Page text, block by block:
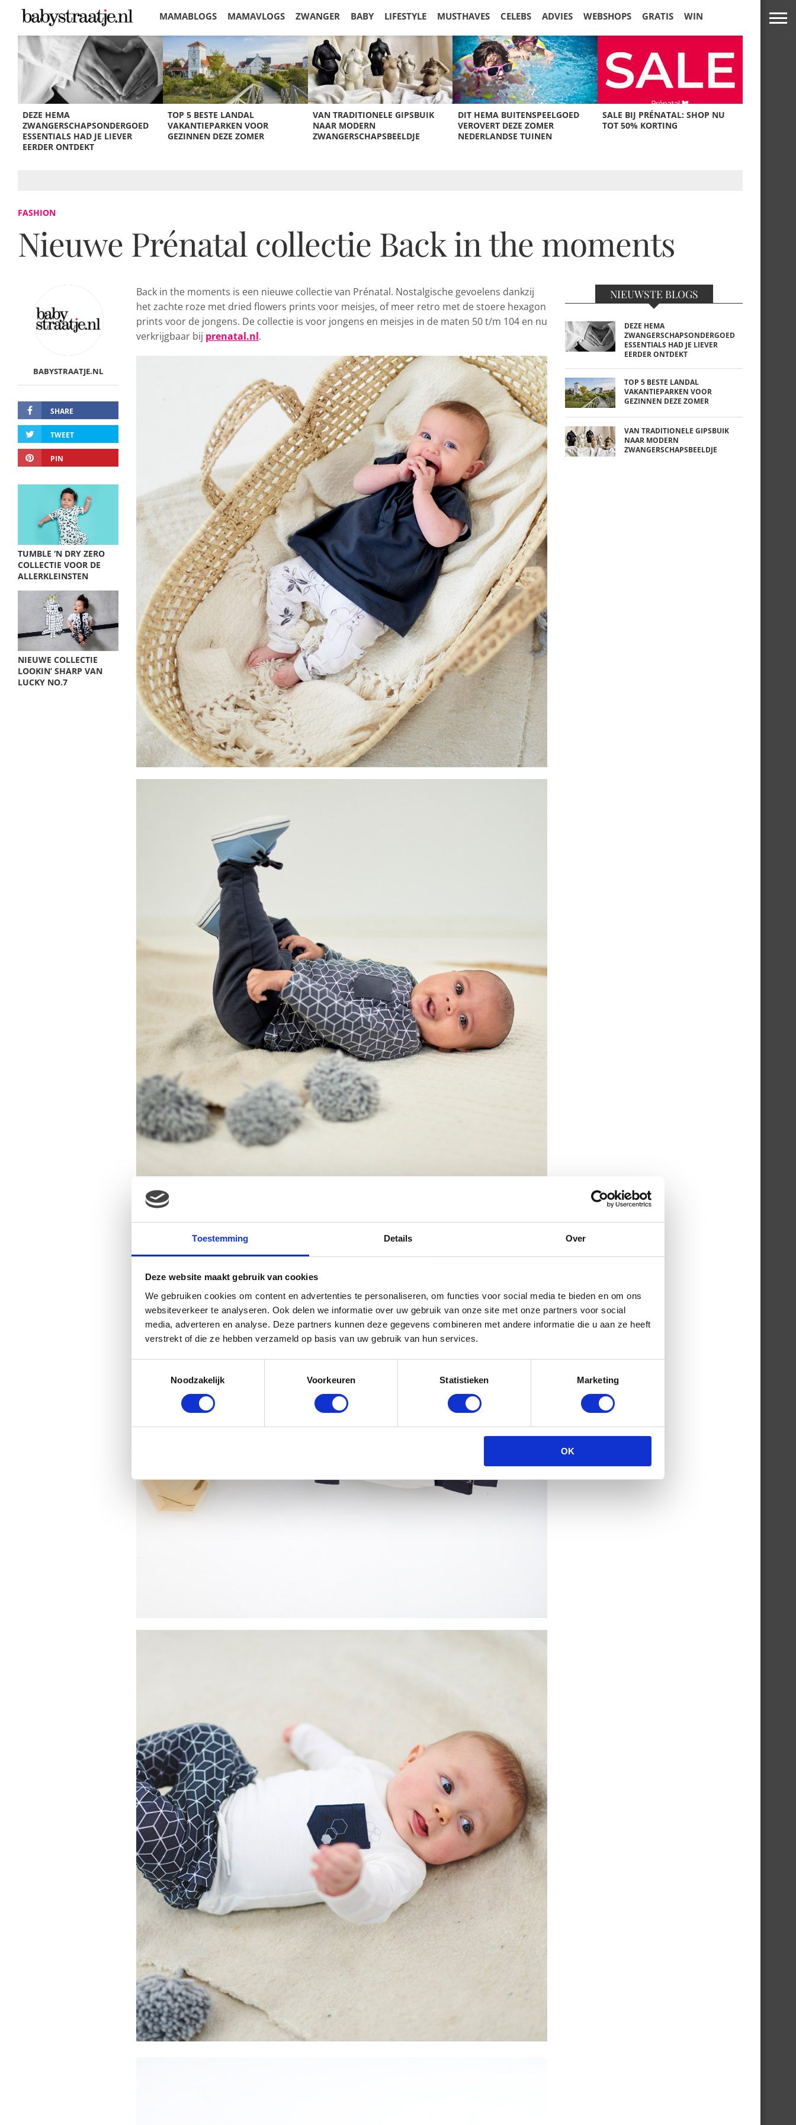
Toestemming Details Over
Deze website maakt gebruik van cookies
We gebruiken cookies om content en advertenties te personaliseren, om functies voor social media te bieden en om ons
websiteverkeer te analyseren. Ook delen we informatie over uw gebruik van onze site met onze partners voor social
media, adverteren en analyse. Deze partners kunnen deze gegevens combineren met andere informatie die u aan ze heeft
verstrekt of die ze hebben verzameld op basis van uw gebruik van hun services.
Noodzakelijk
Voorkeuren Statistieken Marketing
OK
MAMABLOGS MAMAVLOGS ZWANGER BABY LIFESTYLE MUSTHAVES CELEBS ADVIES WEBSHOPS GRATIS WIN
KORTINGEN
DEZE HEMA
ZWANGERSCHAPSONDERGOED
ESSENTIALS HAD JE LIEVER
EERDER ONTDEKT
TOP 5 BESTE LANDAL
VAKANTIEPARKEN VOOR
GEZINNEN DEZE ZOMER
VAN TRADITIONELE GIPSBUIK
NAAR MODERN
ZWANGERSCHAPSBEELDJE
DIT HEMA BUITENSPEELGOED
VEROVERT DEZE ZOMER
NEDERLANDSE TUINEN
SALE BIJ PRÉNATAL: SHOP NU
TOT 50% KORTING
FASHION
Nieuwe Prénatal collectie Back in the moments
BABYSTRAATJE.NL
SHARE
TWEET
PIN
TUMBLE ‘N DRY ZERO
COLLECTIE VOOR DE
ALLERKLEINSTEN
NIEUWE COLLECTIE
LOOKIN’ SHARP VAN
LUCKY NO.7
Back in the moments is een nieuwe collectie van Prénatal. Nostalgische gevoelens dankzij
het zachte roze met dried flowers prints voor meisjes, of meer retro met de stoere hexagon
prints voor de jongens. De collectie is voor jongens en meisjes in de maten 50 t/m 104 en nu
verkrijgbaar bij prenatal.nl.
NIEUWSTE BLOGS
DEZE HEMA
ZWANGERSCHAPSONDERGOED
ESSENTIALS HAD JE LIEVER
EERDER ONTDEKT
TOP 5 BESTE LANDAL
VAKANTIEPARKEN VOOR
GEZINNEN DEZE ZOMER
VAN TRADITIONELE GIPSBUIK
NAAR MODERN
ZWANGERSCHAPSBEELDJE